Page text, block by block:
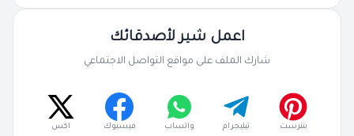
اعمل شير لأصدقائك
شارك الملف على مواقع التواصل الاجتماعي
بنترست تيليجرام واتساب فيسبوك اكس